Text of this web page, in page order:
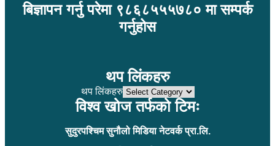
बिज्ञापन गर्नु परेमा ९८६८५५५७८० मा सम्पर्क
गर्नुहोस
थप लिंकहरु
थप लिंकहरु
विश्व खोज तर्फको टिमः
सुदुरपश्चिम सुनौलो मिडिया नेटवर्क प्रा.लि.